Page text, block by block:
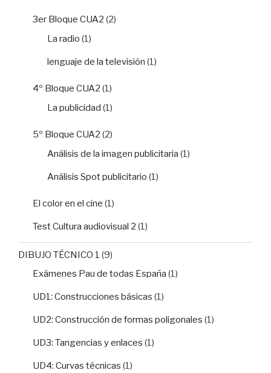
3er Bloque CUA2 (2)
La radio (1)
lenguaje de la televisión (1)
4º Bloque CUA2 (1)
La publicidad (1)
5º Bloque CUA2 (2)
Análisis de la imagen publicitaria (1)
Análisis Spot publicitario (1)
El color en el cine (1)
Test Cultura audiovisual 2 (1)
DIBUJO TÉCNICO 1 (9)
Exámenes Pau de todas España (1)
UD1: Construcciones básicas (1)
UD2: Construcción de formas poligonales (1)
UD3: Tangencias y enlaces (1)
UD4: Curvas técnicas (1)